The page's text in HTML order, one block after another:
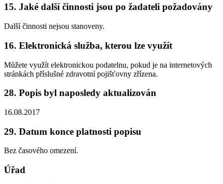
15. Jaké další činnosti jsou po žadateli požadovány
Další činnosti nejsou stanoveny.
16. Elektronická služba, kterou lze využít
Můžete využít elektronickou podatelnu, pokud je na internetových
stránkách příslušné zdravotní pojišťovny zřízena.
28. Popis byl naposledy aktualizován
16.08.2017
29. Datum konce platnosti popisu
Bez časového omezení.
Úřad